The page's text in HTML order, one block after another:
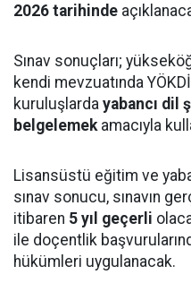
2026 tarihinde
Sınav sonuçları;
kendi mevzuatında
kuruluşlarda yabancı dil
belgelemekamacıyla
Lisansüstü eğitim ve
sınav sonucu, sınavın
itibaren 5 yıl geçerli
ile doçentlik
hükümleri uygulanacak.